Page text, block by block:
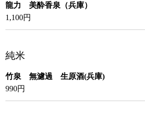
龍力 美酔香泉（兵庫）
1,100円
純米
竹泉 無濾過 生原酒(兵庫)
990円